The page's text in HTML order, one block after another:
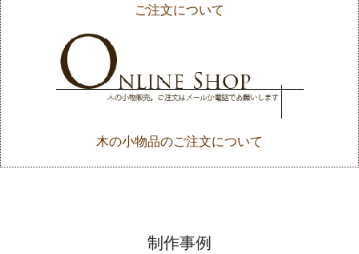
ご注文について
木の小物品のご注文について
制作事例